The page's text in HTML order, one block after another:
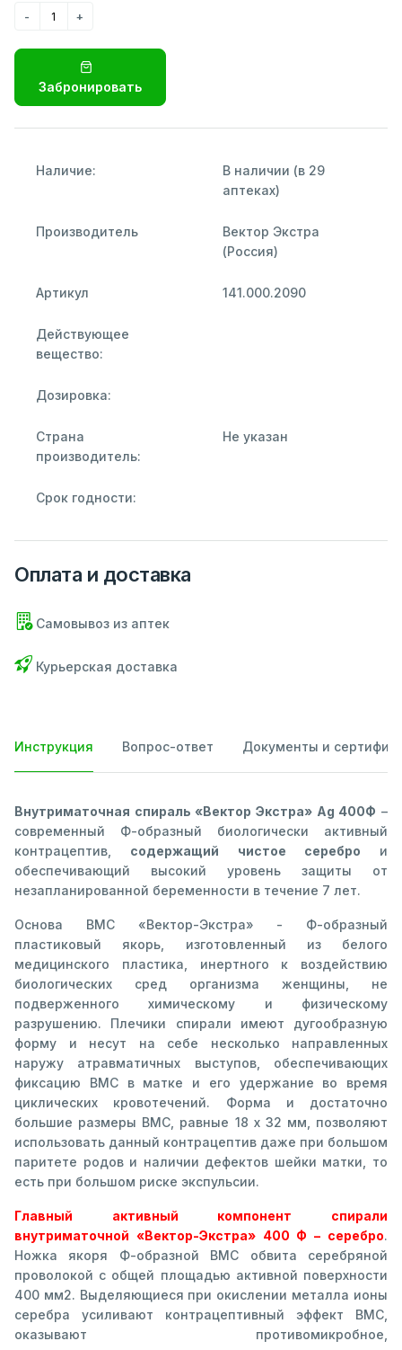
Забронировать
Наличие:
В наличии (в 29
аптеках)
Производитель
Вектор Экстра
(Россия)
Артикул 141.000.2090
Действующее
вещество:
Дозировка:
Страна
производитель:
Не указан
Срок годности:
Оплата и доставка
Самовывоз из аптек
Курьерская доставка
Инструкция Вопрос-ответ Документы и
Внутриматочная спираль «Вектор Экстра» Ag 400Ф –
современный Ф-образный биологически активный
контрацептив, содержащий чистое серебро и
обеспечивающий высокий уровень защиты от
незапланированной беременности в течение 7 лет.
Основа ВМС «Вектор-Экстра» - Ф-образный
пластиковый якорь, изготовленный из белого
медицинского пластика, инертного к воздействию
биологических сред организма женщины, не
подверженного химическому и физическому
разрушению. Плечики спирали имеют дугообразную
форму и несут на себе несколько направленных
наружу атравматичных выступов, обеспечивающих
фиксацию ВМС в матке и его удержание во время
циклических кровотечений. Форма и достаточно
большие размеры ВМС, равные 18 х 32 мм, позволяют
использовать данный контрацептив даже при большом
паритете родов и наличии дефектов шейки матки, то
есть при большом риске экспульсии.
Главный активный компонент спирали
внутриматочной «Вектор-Экстра» 400 Ф – серебро.
Ножка якоря Ф-образной ВМС обвита серебряной
проволокой с общей площадью активной поверхности
400 мм2. Выделяющиеся при окислении металла ионы
серебра усиливают контрацептивный эффект ВМС,
оказывают противомикробное,